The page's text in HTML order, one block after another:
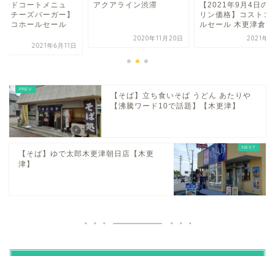
ードコートメニュ
【チーズバーガー】
トコホールセール
2021年6月11日
アクアライン渋滞
2020年11月20日
【2021年9月4日の
リン価格】コストコ
ルセール 木更津倉...
2021年9
【そば】立ち食いそば うどん あたりや
【沸騰ワード10で話題】【木更津】
【そば】ゆで太郎木更津朝日店【木更
津】